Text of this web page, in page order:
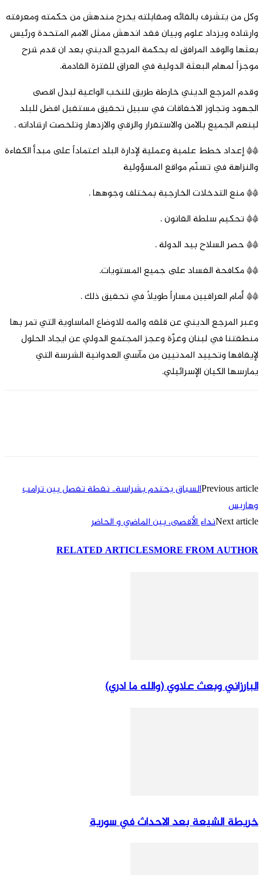
وكل من يتشرف بالقائه ومقابلته يخرج مندهش من حكمته ومعرفته
وارشاده ويزداد علوم وبيان فقد اندهش ممثل الامم المتحدة ورئيس
بعثها والوفد المرافق له بحكمة المرجع الديني بعد ان قدم شرح
موجزاً لمهام البعثة الدولية في العراق للفترة القادمة.
وقدم المرجع الديني خارطة طريق للنخب الواعية لبذل اقصى
الجهود وتجاوز الاخفاقات في سبيل تحقيق مستقبل افضل للبلد
لينعم الجميع بالامن والاستقرار والرقي والازدهار وتلخصت ارشاداته .
** إعداد خطط علمية وعملية لإدارة البلد اعتماداً على مبدأ الكفاءة
والنزاهة في تسنّم مواقع المسؤولية
** منع التدخلات الخارجية بمختلف وجوهها .
** تحكيم سلطة القانون .
** حصر السلاح بيد الدولة .
** مكافحة الفساد على جميع المستويات.
** أمام العراقيين مساراً طويلاً في تحقيق ذلك .
وعبر المرجع الديني عن قلقه والمه للاوضاع الماساوية التي تمر بها
منطقتنا في لبنان وغزّة وعجز المجتمع الدولي عن ايجاد الحلول
لإيقافها وتحييد المدنيين من مآسي العدوانية الشرسة التي
يمارسها الكيان الإسرائيلي.
Previous articleالسباق يحتدم بشراسة.. نقطة تفصل بين ترامب
وهاريس
Next articleنداء الأقصی، بين الماضي و الحاضر
RELATED ARTICLESMORE FROM AUTHOR
البارزاني وبعث علاوي (والله ما ادري)
خريطة الشيعة بعد الاحداث في سورية